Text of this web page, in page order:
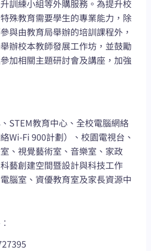
訓練小組等外購服務。為提升校
殊教育需要學生的專業能力，除
與由教育局舉辦的培訓課程外，
辦校本教師發展工作坊，並鼓勵
加相關主題研討會及講座，加強
STEM教育中心、全校電腦網絡
絡Wi-Fi 900計劃）、校園電視台、
、視覺藝術室、音樂室、家政
藝創建空間暨設計與科技工作
腦室、資優教育室及家長資源中